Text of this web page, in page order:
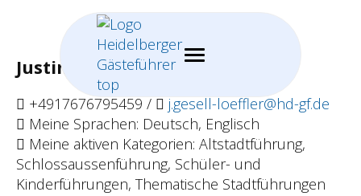
Justine Gesell Löffler
+4917676795459 /
j.gesell-loeffler@hd-gf.de
Meine Sprachen: Deutsch, Englisch
Meine aktiven Kategorien: Altstadtführung,
Schlossaussenführung, Schüler- und
Kinderführungen, Thematische Stadtführungen